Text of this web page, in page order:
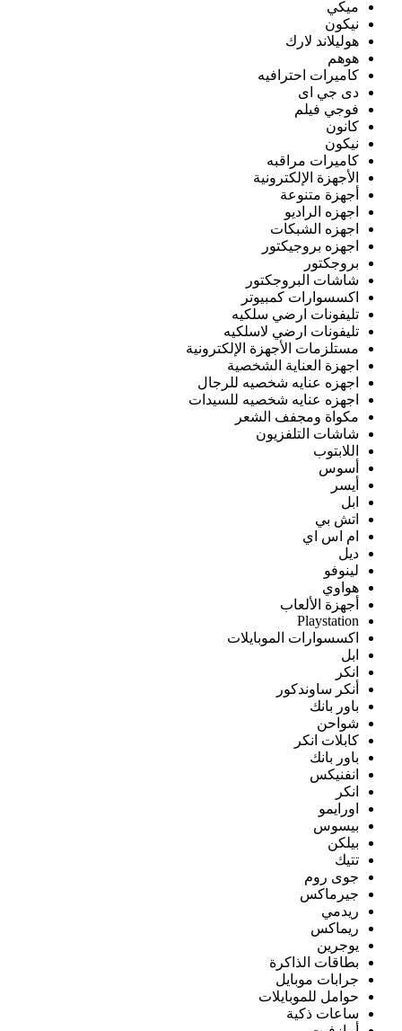
ميكي
نيكون
هوليلاند لارك
هوهم
كاميرات احترافيه
دى جي اى
فوجي فيلم
كانون
نيكون
كاميرات مراقبه
الأجهزة الإلكترونية
أجهزة متنوعة
اجهزه الراديو
اجهزه الشبكات
اجهزه بروجيكتور
بروجكتور
شاشات البروجكتور
اكسسوارات كمبيوتر
تليفونات ارضي سلكيه
تليفونات ارضي لاسلكيه
مستلزمات الأجهزة الإلكترونية
اجهزة العناية الشخصية
اجهزه عنايه شخصيه للرجال
اجهزه عنايه شخصيه للسيدات
مكواة ومجفف الشعر
شاشات التلفزيون
اللابتوب
أسوس
أيسر
ابل
اتش بي
ام اس اي
ديل
لينوفو
هواوي
أجهزة الألعاب
Playstation
اكسسوارات الموبايلات
ابل
انكر
أنكر ساوندكور
باور بانك
شواحن
كابلات انكر
باور بانك
انفنيكس
انكر
اورايمو
بيسوس
بيلكن
تتيك
جوى روم
جيرماكس
ريدمي
ريماكس
يوجرين
بطاقات الذاكرة
جرابات موبايل
حوامل للموبايلات
ساعات ذكية